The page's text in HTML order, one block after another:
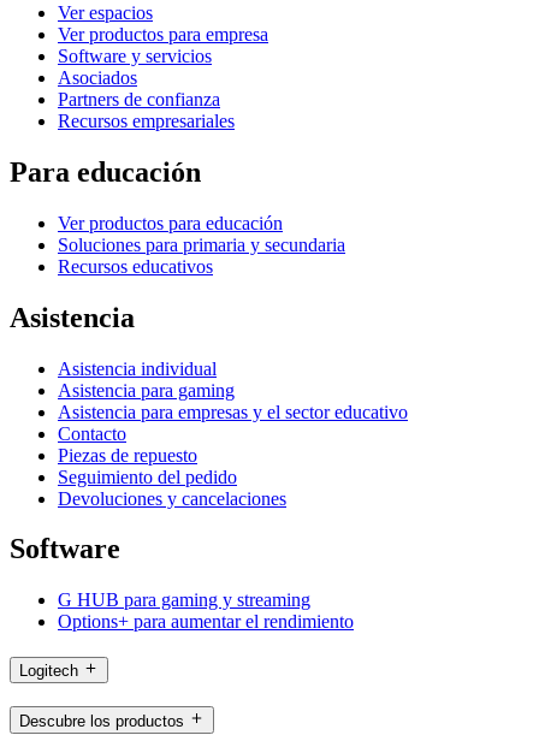
Ver espacios
Ver productos para empresa
Software y servicios
Asociados
Partners de confianza
Recursos empresariales
Para educación
Ver productos para educación
Soluciones para primaria y secundaria
Recursos educativos
Asistencia
Asistencia individual
Asistencia para gaming
Asistencia para empresas y el sector educativo
Contacto
Piezas de repuesto
Seguimiento del pedido
Devoluciones y cancelaciones
Software
G HUB para gaming y streaming
Options+ para aumentar el rendimiento
Logitech
Descubre los productos